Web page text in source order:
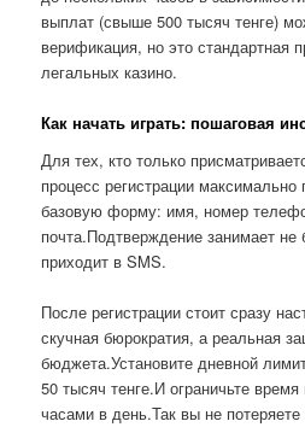
выплат (свыше 500 тысяч тенге)
верификация, но это стандартная
легальных казино.
Как начать играть: пошаговая
Для тех, кто только
процесс регистрации
базовую форму: имя, номер
почта.Подтверждение занимает
приходит в SMS.
После регистрации стоит сразу
скучная бюрократия, а реальная
бюджета.Установите дневной
50 тысяч тенге.И ограничьте
часами в день.Так вы не потеряете